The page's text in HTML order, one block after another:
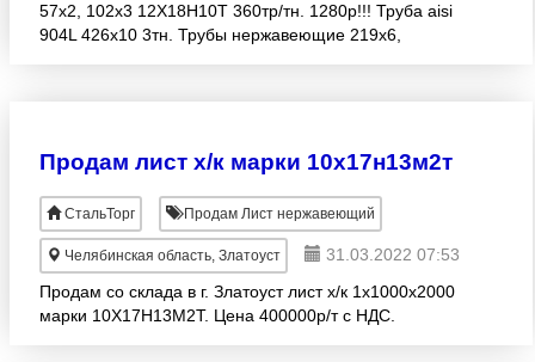
57х2, 102х3 12Х18Н10Т 360тр/тн. 1280р!!! Труба aisi
904L 426х10 3тн. Трубы нержавеющие 219х6,
Продам лист х/к марки 10х17н13м2т
СтальТорг Продам Лист нержавеющий
Челябинская область, Златоуст
31.03.2022 07:53
Продам со склада в г. Златоуст лист х/к 1х1000х2000
марки 10Х17Н13М2Т. Цена 400000р/т с НДС.